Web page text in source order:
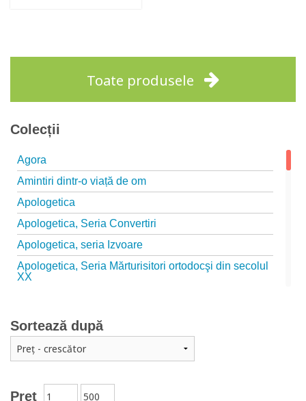
Toate produsele
Colecții
Agora
Amintiri dintr-o viață de om
Apologetica
Apologetica, Seria Convertiri
Apologetica, seria Izvoare
Apologetica, Seria Mărturisitori ortodocşi din secolul
XX
Arta creștină
Audio Book-uri
Biblia în actualitate
Biblioteca Paisiană – Seria Antologie psaltică
Preț
Sortează după